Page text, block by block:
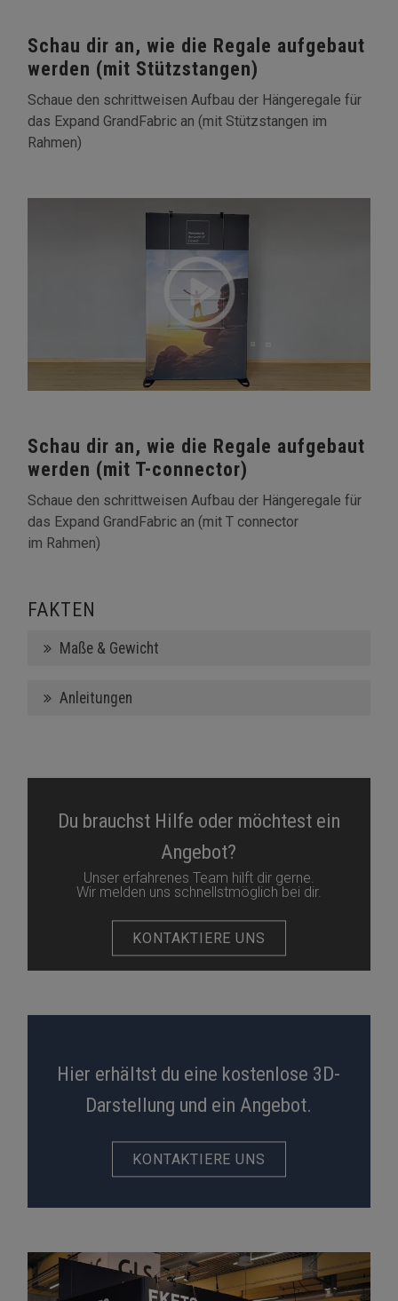
Schau dir an, wie die Regale aufgebaut
werden (mit Stützstangen)
Schaue den schrittweisen Aufbau der Hängeregale für
das Expand GrandFabric an (mit Stützstangen im
Rahmen)
Schau dir an, wie die Regale aufgebaut
werden (mit T-connector)
Schaue den schrittweisen Aufbau der Hängeregale für
das Expand GrandFabric an (mit T connector
im Rahmen)
FAKTEN
Maße & Gewicht
Anleitungen
Du brauchst Hilfe oder möchtest ein
Angebot?
Unser erfahrenes Team hilft dir gerne.
Wir melden uns schnellstmöglich bei dir.
KONTAKTIERE UNS
Hier erhältst du eine kostenlose 3D-
Darstellung und ein Angebot.
KONTAKTIERE UNS